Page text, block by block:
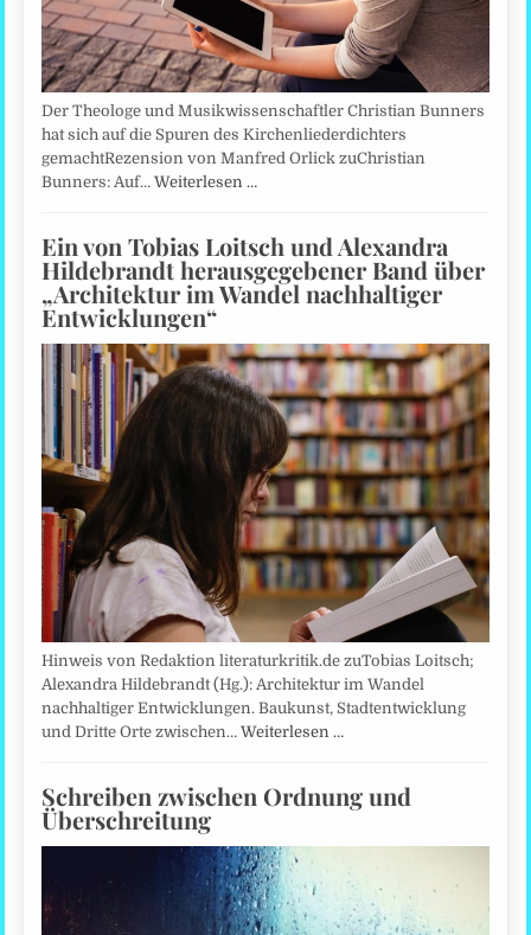
Der Theologe und Musikwissenschaftler Christian Bunners
hat sich auf die Spuren des Kirchenliederdichters
gemachtRezension von Manfred Orlick zuChristian
Bunners: Auf…Weiterlesen …
Ein von Tobias Loitsch und Alexandra
Hildebrandt herausgegebener Band über
„Architektur im Wandel nachhaltiger
Entwicklungen“
Hinweis von Redaktion literaturkritik.de zuTobias Loitsch;
Alexandra Hildebrandt (Hg.): Architektur im Wandel
nachhaltiger Entwicklungen. Baukunst, Stadtentwicklung
und Dritte Orte zwischen…Weiterlesen …
Schreiben zwischen Ordnung und
Überschreitung